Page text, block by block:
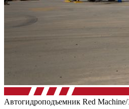
Автогидроподъемник Red